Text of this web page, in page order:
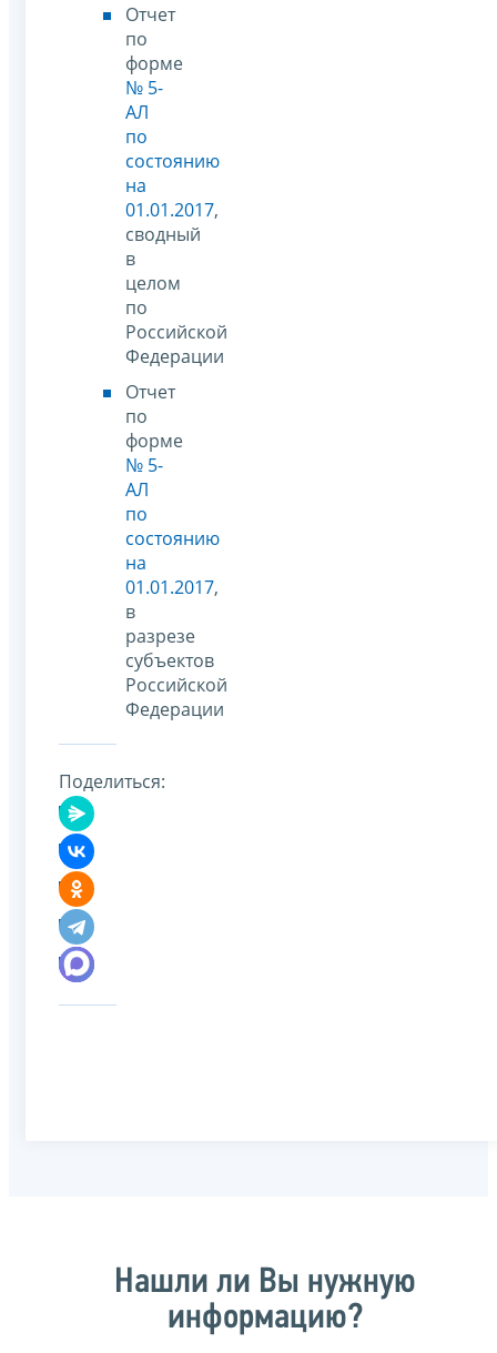
Отчет
по
форме
№ 5-
АЛ
по
состоянию
на
01.01.2017,
сводный
в
целом
по
Российской
Федерации
Отчет
по
форме
№ 5-
АЛ
по
состоянию
на
01.01.2017,
в
разрезе
субъектов
Российской
Федерации
Поделиться:
Нашли ли Вы нужную
информацию?